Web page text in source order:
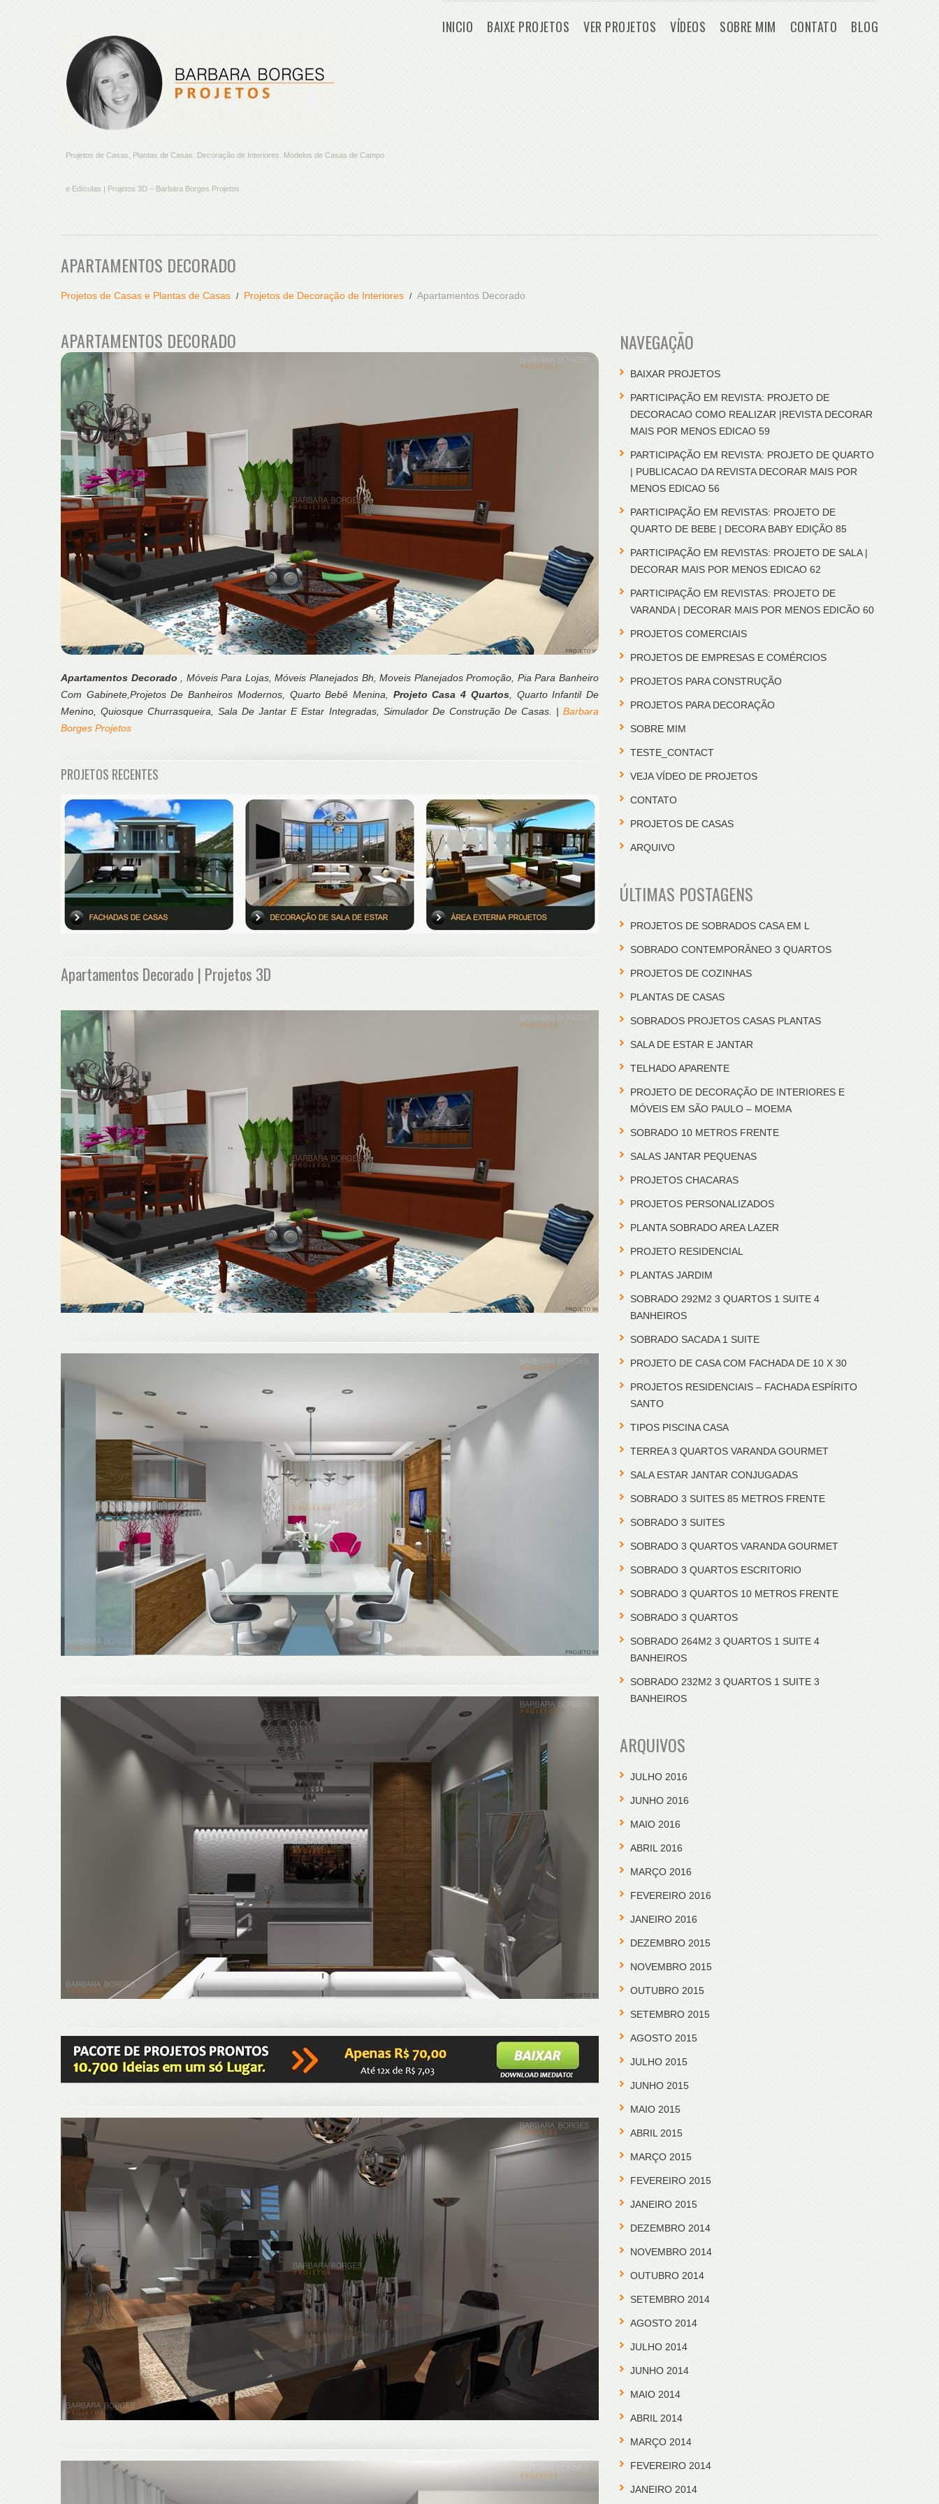
Projetos de Casas, Plantas de Casas. Decoração de Interiores. Modelos de Casas de Campo
e Edículas | Projetos 3D – Barbara Borges Projetos
INICIO BAIXE PROJETOS VER PROJETOS VÍDEOS SOBRE MIM CONTATO BLOG
APARTAMENTOS DECORADO
Projetos de Casas e Plantas de Casas Projetos de Decoração de Interiores Apartamentos Decorado
APARTAMENTOS DECORADO
Apartamentos Decorado
, Móveis Para Lojas, Móveis Planejados Bh, Moveis Planejados Promoção, Pia Para Banheiro
Com Gabinete,Projetos De Banheiros Modernos, Quarto Bebê Menina, Projeto Casa 4 Quartos, Quarto Infantil De
Menino, Quiosque Churrasqueira, Sala De Jantar E Estar Integradas, Simulador De Construção De Casas. | Barbara
Borges Projetos
PROJETOS RECENTES
Apartamentos Decorado | Projetos 3D
NAVEGAÇÃO
BAIXAR PROJETOS
PARTICIPAÇÃO EM REVISTA: PROJETO DE
DECORACAO COMO REALIZAR |REVISTA DECORAR
MAIS POR MENOS EDICAO 59
PARTICIPAÇÃO EM REVISTA: PROJETO DE QUARTO
| PUBLICACAO DA REVISTA DECORAR MAIS POR
MENOS EDICAO 56
PARTICIPAÇÃO EM REVISTAS: PROJETO DE
QUARTO DE BEBE | DECORA BABY EDIÇÃO 85
PARTICIPAÇÃO EM REVISTAS: PROJETO DE SALA |
DECORAR MAIS POR MENOS EDICAO 62
PARTICIPAÇÃO EM REVISTAS: PROJETO DE
VARANDA | DECORAR MAIS POR MENOS EDICÃO 60
PROJETOS COMERCIAIS
PROJETOS DE EMPRESAS E COMÉRCIOS
PROJETOS PARA CONSTRUÇÃO
PROJETOS PARA DECORAÇÃO
SOBRE MIM
TESTE_CONTACT
VEJA VÍDEO DE PROJETOS
CONTATO
PROJETOS DE CASAS
ARQUIVO
ÚLTIMAS POSTAGENS
PROJETOS DE SOBRADOS CASA EM L
SOBRADO CONTEMPORÂNEO 3 QUARTOS
PROJETOS DE COZINHAS
PLANTAS DE CASAS
SOBRADOS PROJETOS CASAS PLANTAS
SALA DE ESTAR E JANTAR
TELHADO APARENTE
PROJETO DE DECORAÇÃO DE INTERIORES E
MÓVEIS EM SÃO PAULO – MOEMA
SOBRADO 10 METROS FRENTE
SALAS JANTAR PEQUENAS
PROJETOS CHACARAS
PROJETOS PERSONALIZADOS
PLANTA SOBRADO AREA LAZER
PROJETO RESIDENCIAL
PLANTAS JARDIM
SOBRADO 292M2 3 QUARTOS 1 SUITE 4
BANHEIROS
SOBRADO SACADA 1 SUITE
PROJETO DE CASA COM FACHADA DE 10 X 30
PROJETOS RESIDENCIAIS – FACHADA ESPÍRITO
SANTO
TIPOS PISCINA CASA
TERREA 3 QUARTOS VARANDA GOURMET
SALA ESTAR JANTAR CONJUGADAS
SOBRADO 3 SUITES 85 METROS FRENTE
SOBRADO 3 SUITES
SOBRADO 3 QUARTOS VARANDA GOURMET
SOBRADO 3 QUARTOS ESCRITORIO
SOBRADO 3 QUARTOS 10 METROS FRENTE
SOBRADO 3 QUARTOS
SOBRADO 264M2 3 QUARTOS 1 SUITE 4
BANHEIROS
SOBRADO 232M2 3 QUARTOS 1 SUITE 3
BANHEIROS
ARQUIVOS
JULHO 2016
JUNHO 2016
MAIO 2016
ABRIL 2016
MARÇO 2016
FEVEREIRO 2016
JANEIRO 2016
DEZEMBRO 2015
NOVEMBRO 2015
OUTUBRO 2015
SETEMBRO 2015
AGOSTO 2015
JULHO 2015
JUNHO 2015
MAIO 2015
ABRIL 2015
MARÇO 2015
FEVEREIRO 2015
JANEIRO 2015
DEZEMBRO 2014
NOVEMBRO 2014
OUTUBRO 2014
SETEMBRO 2014
AGOSTO 2014
JULHO 2014
JUNHO 2014
MAIO 2014
ABRIL 2014
MARÇO 2014
FEVEREIRO 2014
JANEIRO 2014